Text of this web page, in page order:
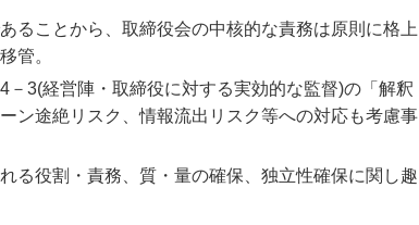
ることから、取締役会の中核的な責務は原則に格上
管。
3(経営陣・取締役に対する実効的な監督)の「解釈
ン途絶リスク、情報流出リスク等への対応も考慮事
る役割・責務、質・量の確保、独立性確保に関し趣